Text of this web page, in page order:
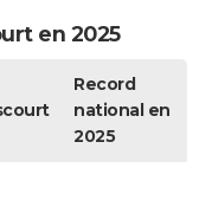
en 2025
Record
national en
2025